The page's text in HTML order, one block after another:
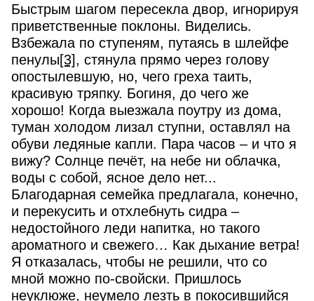
Обратная связь
Ваше имя:*
Быстрым шагом пересекла двор, игнорируя
приветственные поклоны. Виделись.
Взбежала по ступеням, путаясь в шлейфе
пенулы[3], стянула прямо через голову
опостылевшую, но, чего греха таить,
красивую тряпку. Богиня, до чего же
хорошо! Когда выезжала поутру из дома,
туман холодом лизал ступни, оставлял на
обуви ледяные капли. Пара часов – и что я
вижу? Солнце печёт, на небе ни облачка,
воды с собой, ясное дело нет...
Благодарная семейка предлагала, конечно,
и перекусить и отхлебнуть сидра –
недостойного леди напитка, но такого
ароматного и свежего… Как дыхание ветра!
Я отказалась, чтобы не решили, что со
мной можно по-свойски. Пришлось
неуклюже, неумело лезть в покосившийся